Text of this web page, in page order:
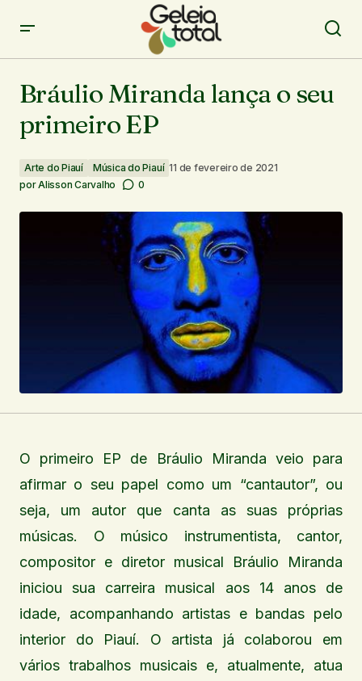
Bráulio Miranda lança o seu
primeiro EP
Arte do Piauí Música do Piauí 11 de fevereiro de 2021
porAlisson Carvalho 0
O primeiro EP de Bráulio Miranda veio para
afirmar o seu papel como um “cantautor”, ou
seja, um autor que canta as suas próprias
músicas. O músico instrumentista, cantor,
compositor e diretor musical Bráulio Miranda
iniciou sua carreira musical aos 14 anos de
idade, acompanhando artistas e bandas pelo
interior do Piauí. O artista já colaborou em
vários trabalhos musicais e, atualmente, atua